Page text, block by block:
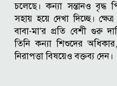
চলেছে। কন্যা সন্তানও বৃদ্ধ
সহায় হয়ে দেখা দিচ্ছে।
বাবা-মা’র প্রতি বেশী গুরু
তিনি কন্যা শিশুদের অধিকার,
নিরাপত্তা বিষয়েও বক্তব্য দেন।